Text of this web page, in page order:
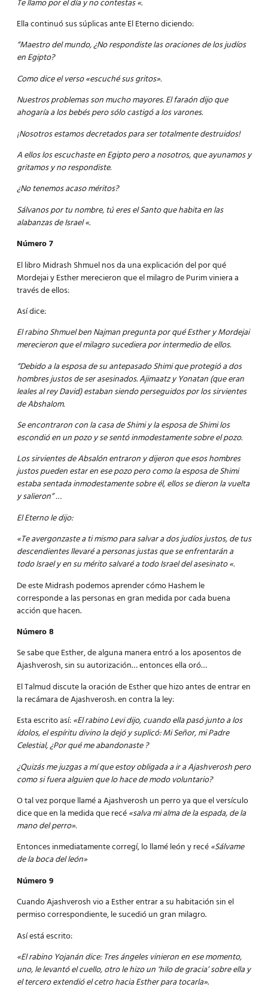
Te llamo por el día y no contestas «.
Ella continuó sus súplicas ante El Eterno diciendo:
“Maestro del mundo, ¿No respondiste las oraciones de los judíos
en Egipto?
Como dice el verso «escuché sus gritos».
Nuestros problemas son mucho mayores. El faraón dijo que
ahogaría a los bebés pero sólo castigó a los varones.
¡Nosotros estamos decretados para ser totalmente destruidos!
A ellos los escuchaste en Egipto pero a nosotros, que ayunamos y
gritamos y no respondiste.
¿No tenemos acaso méritos?
Sálvanos por tu nombre, tú eres el Santo que habita en las
alabanzas de Israel «.
Número 7
El libro Midrash Shmuel nos da una explicación del por qué
Mordejai y Esther merecieron que el milagro de Purim viniera a
través de ellos:
Así dice:
El rabino Shmuel ben Najman pregunta por qué Esther y Mordejai
merecieron que el milagro sucediera por intermedio de ellos.
“Debido a la esposa de su antepasado Shimi que protegió a dos
hombres justos de ser asesinados. Ajimaatz y Yonatan (que eran
leales al rey David) estaban siendo perseguidos por los sirvientes
de Abshalom.
Se encontraron con la casa de Shimi y la esposa de Shimi los
escondió en un pozo y se sentó inmodestamente sobre el pozo.
Los sirvientes de Absalón entraron y dijeron que esos hombres
justos pueden estar en ese pozo pero como la esposa de Shimi
estaba sentada inmodestamente sobre él, ellos se dieron la vuelta
y salieron” …
El Eterno le dijo:
«Te avergonzaste a ti mismo para salvar a dos judíos justos, de tus
descendientes llevaré a personas justas que se enfrentarán a
todo Israel y en su mérito salvaré a todo Israel del asesinato «.
De este Midrash podemos aprender cómo Hashem le
corresponde a las personas en gran medida por cada buena
acción que hacen.
Número 8
Se sabe que Esther, de alguna manera entró a los aposentos de
Ajashverosh, sin su autorización… entonces ella oró…
El Talmud discute la oración de Esther que hizo antes de entrar en
la recámara de Ajashverosh. en contra la ley:
Esta escrito así:«El rabino Levi dijo, cuando ella pasó junto a los
ídolos, el espíritu divino la dejó y suplicó: Mi Señor, mi Padre
Celestial, ¿Por qué me abandonaste ?
¿Quizás me juzgas a mí que estoy obligada a ir a Ajashverosh pero
como si fuera alguien que lo hace de modo voluntario?
O tal vez porque llamé a Ajashverosh un perro ya que el versículo
dice que en la medida que recé«salva mi alma de la espada, de la
mano del perro».
Entonces inmediatamente corregí, lo llamé león y recé«Sálvame
de la boca del león»
Número 9
Cuando Ajashverosh vio a Esther entrar a su habitación sin el
permiso correspondiente, le sucedió un gran milagro.
Así está escrito:
«El rabino Yojanán dice: Tres ángeles vinieron en ese momento,
uno, le levantó el cuello, otro le hizo un ‘hilo de gracia’ sobre ella y
el tercero extendió el cetro hacia Esther para tocarla».